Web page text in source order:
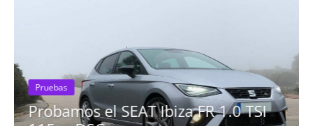
Pruebas
Probamos el SEAT Ibiza FR 1.0 TSI